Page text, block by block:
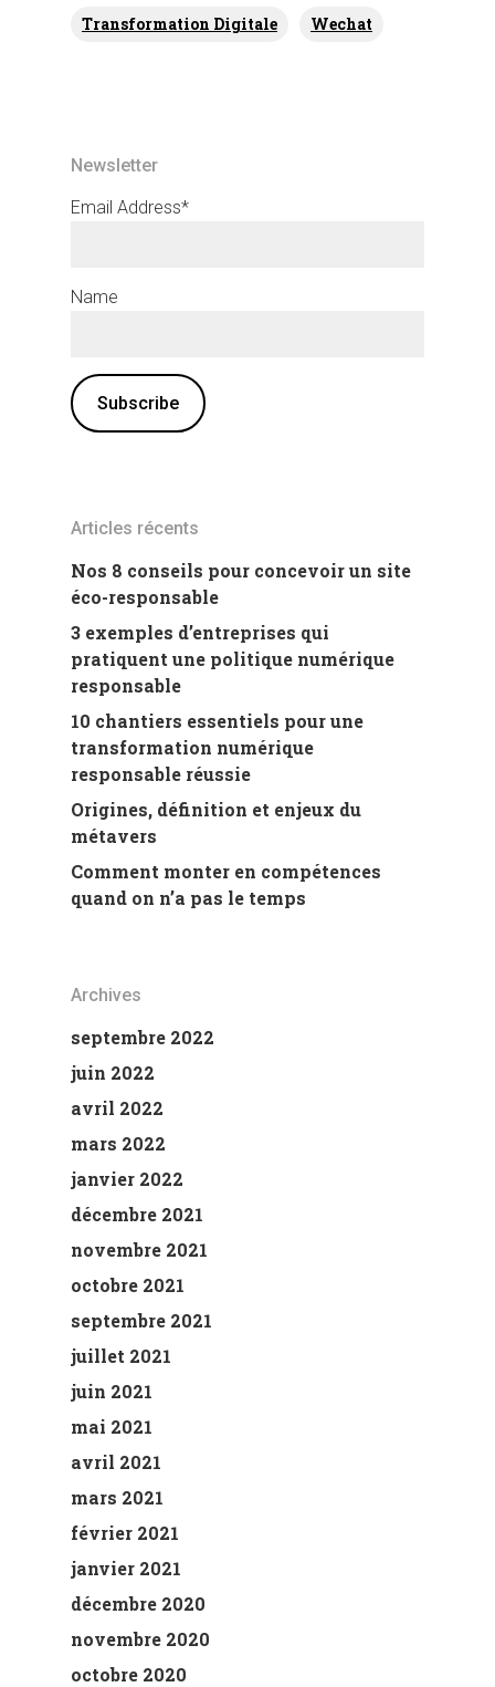
Transformation Digitale Wechat
Newsletter
Email Address*
Name
Articles récents
Nos 8 conseils pour concevoir un site
éco-responsable
3 exemples d’entreprises qui
pratiquent une politique numérique
responsable
10 chantiers essentiels pour une
transformation numérique
responsable réussie
Origines, définition et enjeux du
métavers
Comment monter en compétences
quand on n’a pas le temps
Archives
septembre 2022
juin 2022
avril 2022
mars 2022
janvier 2022
décembre 2021
novembre 2021
octobre 2021
septembre 2021
juillet 2021
juin 2021
mai 2021
avril 2021
mars 2021
février 2021
janvier 2021
décembre 2020
novembre 2020
octobre 2020